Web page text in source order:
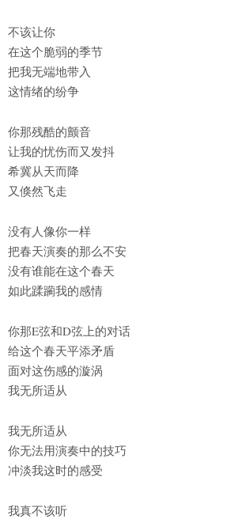
不该让你
在这个脆弱的季节
把我无端地带入
这情绪的纷争
你那残酷的颤音
让我的忧伤而又发抖
希冀从天而降
又倏然飞走
没有人像你一样
把春天演奏的那么不安
没有谁能在这个春天
如此蹂躏我的感情
你那E弦和D弦上的对话
给这个春天平添矛盾
面对这伤感的漩涡
我无所适从
我无所适从
你无法用演奏中的技巧
冲淡我这时的感受
我真不该听